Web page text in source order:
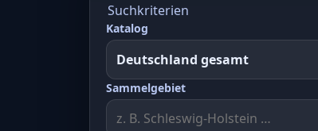
Suchkriterien
Katalog
Sammelgebiet